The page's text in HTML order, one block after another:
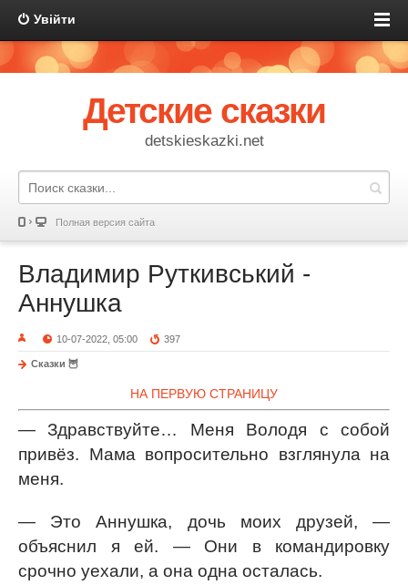
Увійти
Детские сказки
detskieskazki.net
Полная версия сайта
Владимир Руткивський -
Аннушка
10-07-2022, 05:00 397
Сказки 🦉
НА ПЕРВУЮ СТРАНИЦУ
— Здравствуйте… Меня Володя с собой
привёз. Мама вопросительно взглянула на
меня.
— Это Аннушка, дочь моих друзей, —
объяснил я ей. — Они в командировку
срочно уехали, а она одна осталась.